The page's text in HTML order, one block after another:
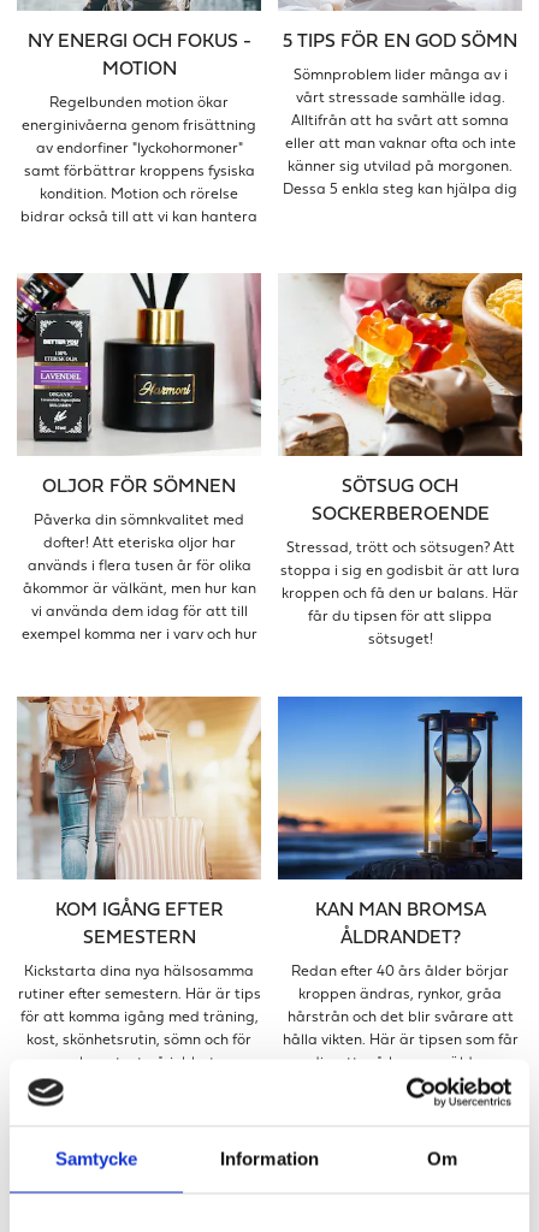
Samtycke Information Om
NY ENERGI OCH FOKUS -
MOTION
Regelbunden motion ökar
energinivåerna genom frisättning
av endorfiner "lyckohormoner"
samt förbättrar kroppens fysiska
kondition. Motion och rörelse
bidrar också till att vi kan hantera
5 TIPS FÖR EN GOD SÖMN
Sömnproblem lider många av i
vårt stressade samhälle idag.
Alltifrån att ha svårt att somna
eller att man vaknar ofta och inte
känner sig utvilad på morgonen.
Dessa 5 enkla steg kan hjälpa dig
OLJOR FÖR SÖMNEN
Påverka din sömnkvalitet med
dofter! Att eteriska oljor har
används i flera tusen år för olika
åkommor är välkänt, men hur kan
vi använda dem idag för att till
exempel komma ner i varv och hur
SÖTSUG OCH
SOCKERBEROENDE
Stressad, trött och sötsugen? Att
stoppa i sig en godisbit är att lura
kroppen och få den ur balans. Här
får du tipsen för att slippa
sötsuget!
KOM IGÅNG EFTER
SEMESTERN
Kickstarta dina nya hälsosamma
rutiner efter semestern. Här är tips
för att komma igång med träning,
kost, skönhetsrutin, sömn och för
en bra start på jobbet.
KAN MAN BROMSA
ÅLDRANDET?
Redan efter 40 års ålder börjar
kroppen ändras, rynkor, gråa
hårstrån och det blir svårare att
hålla vikten. Här är tipsen som får
dig att må bra som äldre.